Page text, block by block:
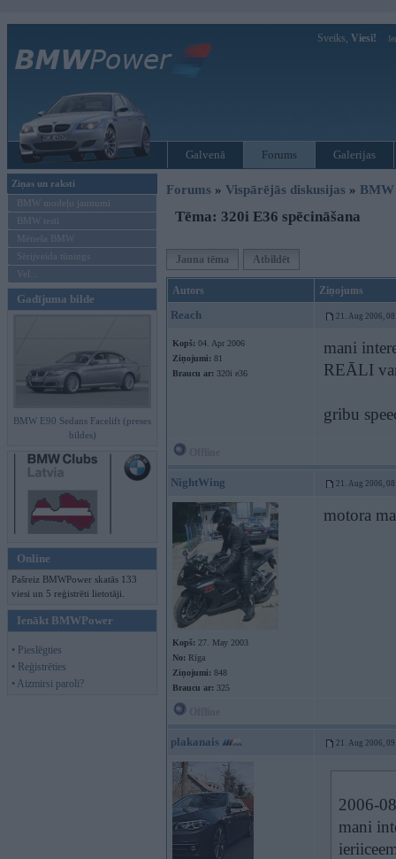
Sveiks, Viesi!
Galvenā Forums Galerijas
Ziņas un raksti
BMW modeļu jaunumi
BMW testi
Mēneša BMW
Sērijveida tūnings
Vel...
Gadījuma bilde
BMW E90 Sedans Facelift (preses
bildes)
Online
Pašreiz BMWPower skatās 133
viesi un 5 reģistrēti lietotāji.
Ienākt BMWPower
• Pieslēgties
• Reģistrēties
• Aizmirsi paroli?
Forums » Vispārējās diskusijas » BMW
Tēma: 320i E36 spēcināšana
Jauna tēma Atbildēt
Autors Ziņojums
Reach 21. Aug 2006,
Kopš: 04. Apr 2006
Ziņojumi: 81
Braucu ar: 320i e36
mani
REĀLI
gribu
NightWing 21. Aug 2006,
Kopš: 27. May 2003
No: Rīga
Ziņojumi: 848
Braucu ar: 325
motora
plakanais 21. Aug 2006,
2006-
mani